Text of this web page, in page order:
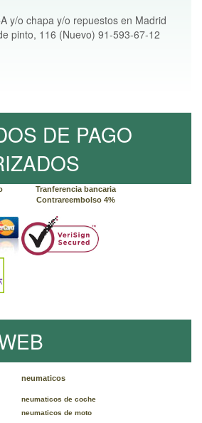
y/o chapa y/o repuestos en Madrid
pinto, 116 (Nuevo) 91-593-67-12
DE PAGO
Tranferencia bancaria
Contrareembolso 4%
neumaticos
neumaticos de coche
neumaticos de moto